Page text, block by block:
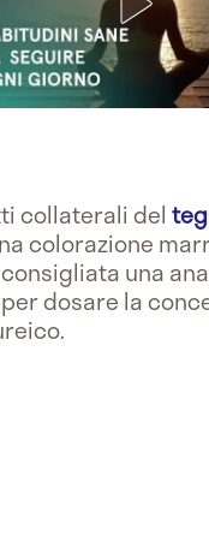
collaterali del
colorazione
una
dosare la